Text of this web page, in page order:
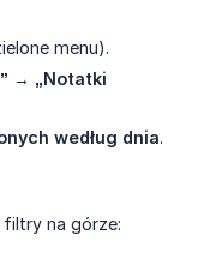
menu).
→ „Notatki
według dnia.
filtry na górze: